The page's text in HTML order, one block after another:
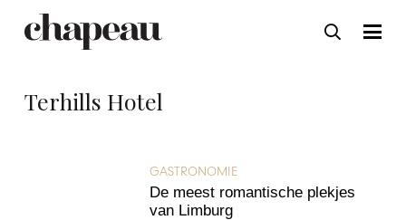
Terhills Hotel
GASTRONOMIE
De meest romantische plekjes
van Limburg